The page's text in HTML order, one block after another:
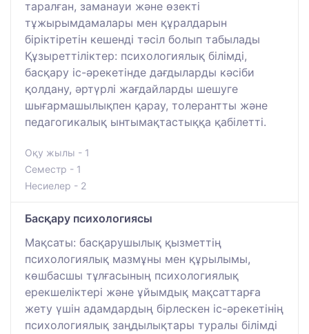
таралған, заманауи және өзекті
тұжырымдамалары мен құралдарын
біріктіретін кешенді тәсіл болып табылады
Құзыреттіліктер: психологиялық білімді,
басқару іс-әрекетінде дағдыларды кәсіби
қолдану, әртүрлі жағдайларды шешуге
шығармашылықпен қарау, толерантты және
педагогикалық ынтымақтастыққа қабілетті.
Оқу жылы - 1
Семестр - 1
Несиелер - 2
Басқару психологиясы
Мақсаты: басқарушылық қызметтің
психологиялық мазмұны мен құрылымы,
көшбасшы тұлғасының психологиялық
ерекшеліктері және ұйымдық мақсаттарға
жету үшін адамдардың бірлескен іс-әрекетінің
психологиялық заңдылықтары туралы білімді